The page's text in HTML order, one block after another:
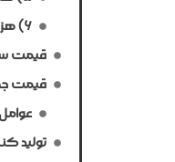
۶) هزینه حمل و منطقه تحویل
قیمت سود پرک ۹۸ درصد؛
قیمت
تولید